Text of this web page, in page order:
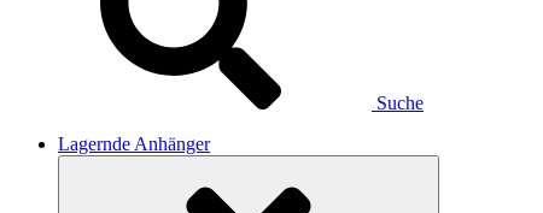
Suche
Lagernde Anhänger